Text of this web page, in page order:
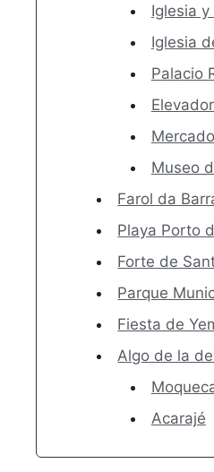
Iglesia
Iglesia
Palacio
Museo
Farol da
Playa Porto
Forte de
Parque
Fiesta de
Algo de la
Acarajé